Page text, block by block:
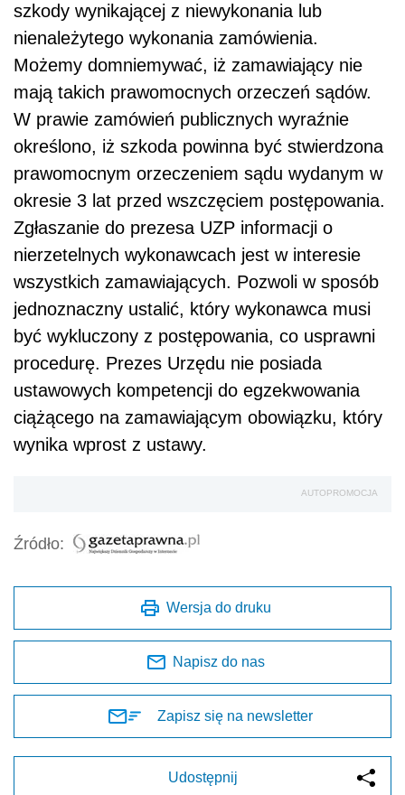
szkody wynikającej z niewykonania lub
nienależytego wykonania zamówienia.
Możemy domniemywać, iż zamawiający nie
mają takich prawomocnych orzeczeń sądów.
W prawie zamówień publicznych wyraźnie
określono, iż szkoda powinna być stwierdzona
prawomocnym orzeczeniem sądu wydanym w
okresie 3 lat przed wszczęciem postępowania.
Zgłaszanie do prezesa UZP informacji o
nierzetelnych wykonawcach jest w interesie
wszystkich zamawiających. Pozwoli w sposób
jednoznaczny ustalić, który wykonawca musi
być wykluczony z postępowania, co usprawni
procedurę. Prezes Urzędu nie posiada
ustawowych kompetencji do egzekwowania
ciążącego na zamawiającym obowiązku, który
wynika wprost z ustawy.
AUTOPROMOCJA
Źródło:
Wersja do druku
Napisz do nas
Zapisz się na newsletter
Udostępnij